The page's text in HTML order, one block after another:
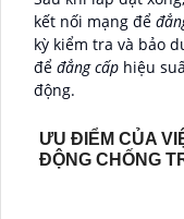
kết nối mạng để
kỳ kiểm tra và bảo
để đẳng cấp hiệu
động.
ƯU ĐIỂM CỦA
ĐỘNG CHỐNG